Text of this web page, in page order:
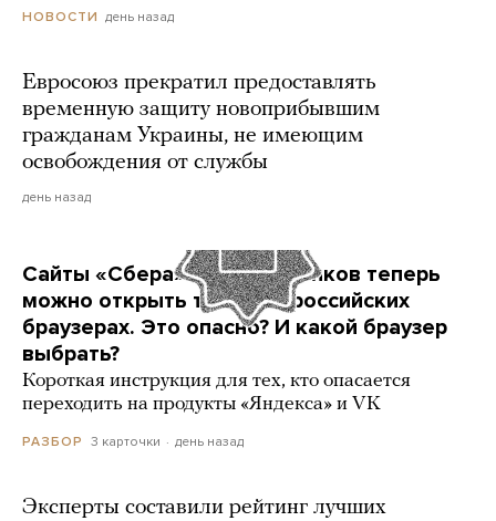
НОВОСТИ день назад
Евросоюз прекратил предоставлять
временную защиту новоприбывшим
гражданам Украины, не имеющим
освобождения от службы
день назад
Сайты «Сбера» и других банков теперь
можно открыть только в российских
браузерах. Это опасно? И какой браузер
выбрать?
Короткая инструкция для тех, кто опасается
переходить на продукты «Яндекса» и VK
РАЗБОР 3 карточки день назад
Эксперты составили рейтинг лучших